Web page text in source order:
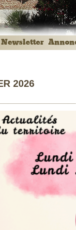
Newsletter
2026